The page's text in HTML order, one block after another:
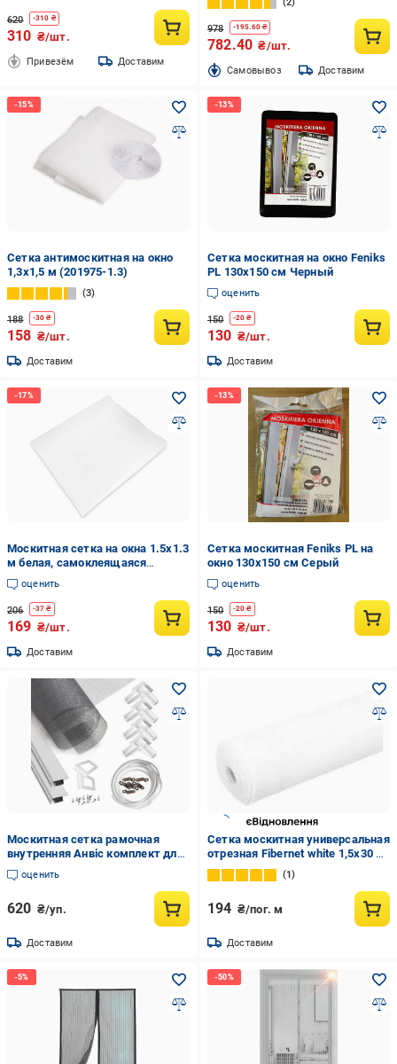
620 -310 ₴
310 ₴/шт.
Привезём Доставим
978 -195.60₴
782.40 ₴/шт.
Cамовывоз Доставим
Сетка антимоскитная на окно
1,3х1,5 м (201975-1.3)
3
188 -30 ₴
158 ₴/шт.
Доставим
Сетка москитная на окно Feniks
PL 130х150 см Черный
оценить
150 -20 ₴
130 ₴/шт.
Доставим
Москитная сетка на окна 1.5x1.3
м белая, самоклеящаяся
антимоскитная сетка для
защиты от насекомых
(1008554-White)
оценить
206 -37 ₴
169 ₴/шт.
Доставим
Сетка москитная Feniks PL на
окно 130х150 см Серый
оценить
150 -20 ₴
130 ₴/шт.
Доставим
Москитная сетка рамочная
внутренняя Анвіс комплект для
сборки 0,75х1,5 м Белый
оценить
620 ₴/уп.
Доставим
Сетка москитная универсальная
отрезная Fibernet white 1,5х30 м
белый
1
194 ₴/пог. м
Доставим